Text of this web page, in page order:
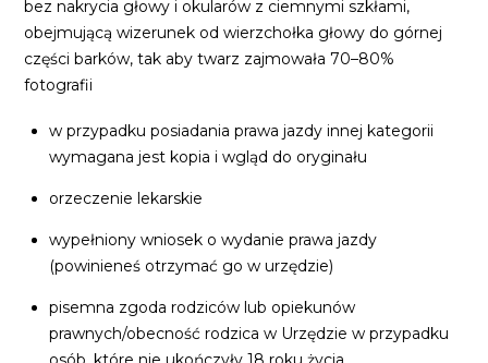
bez nakrycia głowy i okularów z ciemnymi szkłami,
obejmującą wizerunek od wierzchołka głowy do górnej
części barków, tak aby twarz zajmowała 70–80%
fotografii
w przypadku posiadania prawa jazdy innej kategorii
wymagana jest kopia i wgląd do oryginału
orzeczenie lekarskie
wypełniony wniosek o wydanie prawa jazdy
(powinieneś otrzymać go w urzędzie)
pisemna zgoda rodziców lub opiekunów
prawnych/obecność rodzica w Urzędzie w przypadku